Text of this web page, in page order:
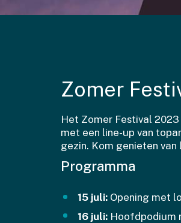
Zomer
Het Zomer Festival
met een line-up van
gezin. Kom genieten
Programma
15 juli: Opening met
16 juli: Hoofdpodium